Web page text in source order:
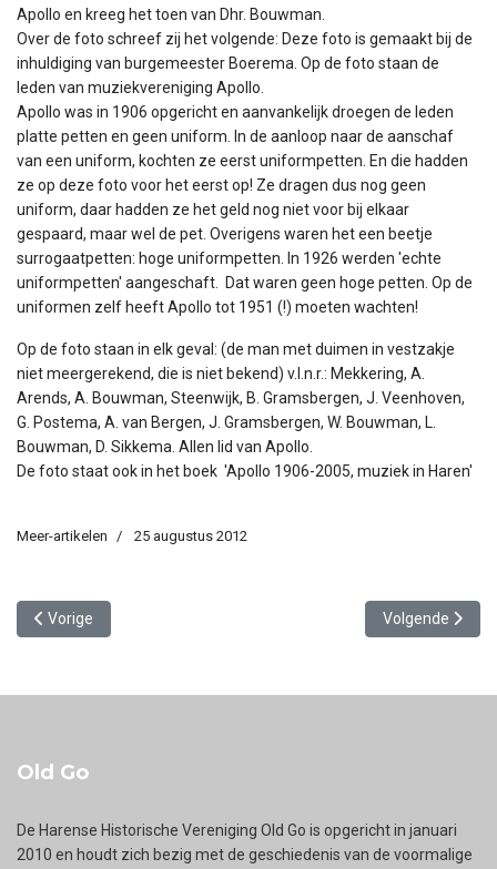
Apollo en kreeg het toen van Dhr. Bouwman.
Over de foto schreef zij het volgende: Deze foto is gemaakt bij de
inhuldiging van burgemeester Boerema. Op de foto staan de
leden van muziekvereniging Apollo.
Apollo was in 1906 opgericht en aanvankelijk droegen de leden
platte petten en geen uniform. In de aanloop naar de aanschaf
van een uniform, kochten ze eerst uniformpetten. En die hadden
ze op deze foto voor het eerst op! Ze dragen dus nog geen
uniform, daar hadden ze het geld nog niet voor bij elkaar
gespaard, maar wel de pet. Overigens waren het een beetje
surrogaatpetten: hoge uniformpetten. In 1926 werden 'echte
uniformpetten' aangeschaft. Dat waren geen hoge petten. Op de
uniformen zelf heeft Apollo tot 1951 (!) moeten wachten!
Op de foto staan in elk geval: (de man met duimen in vestzakje
niet meergerekend, die is niet bekend) v.l.n.r.: Mekkering, A.
Arends, A. Bouwman, Steenwijk, B. Gramsbergen, J. Veenhoven,
G. Postema, A. van Bergen, J. Gramsbergen, W. Bouwman, L.
Bouwman, D. Sikkema. Allen lid van Apollo.
De foto staat ook in het boek 'Apollo 1906-2005, muziek in Haren'
Meer-artikelen 25 augustus 2012
Vorig artikel: Sporen uit het verleden
Vorige Volgende
Volgende
Old Go
De Harense Historische Vereniging Old Go is opgericht in januari
2010 en houdt zich bezig met de geschiedenis van de voormalige